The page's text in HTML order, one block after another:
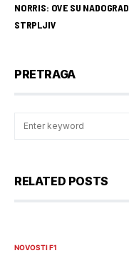
NORRIS: OVE SU
STRPLJIV
PRETRAGA
RELATED POSTS
NOVOSTI F1